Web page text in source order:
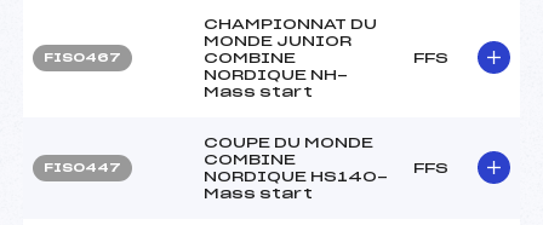
FIS0467
CHAMPIONNAT DU
MONDE JUNIOR
COMBINE
NORDIQUE NH-
Mass start
FFS
FIS0447
COUPE DU MONDE
COMBINE
NORDIQUE HS140-
Mass start
FFS